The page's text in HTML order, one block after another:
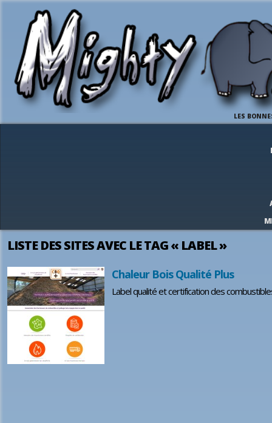
LES
LISTE DES SITES AVEC LE TAG « LABEL »
Chaleur Bois Qualité Plus
Label qualité et certification des